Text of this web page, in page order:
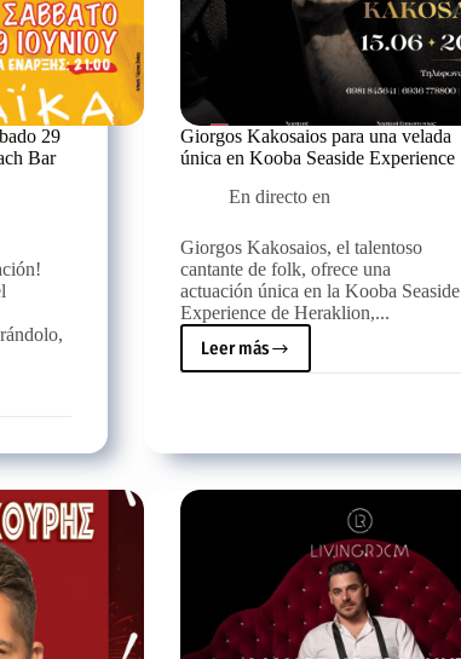
29
Bar
Giorgos Kakosaios para una velada
única en Kooba Seaside Experience
En directo en
Giorgos Kakosaios, el talentoso
cantante de folk, ofrece una
actuación única en la Kooba Seaside
Experience de Heraklion,...
Leer másGiorgos
Kakosaios
única
en
Experience